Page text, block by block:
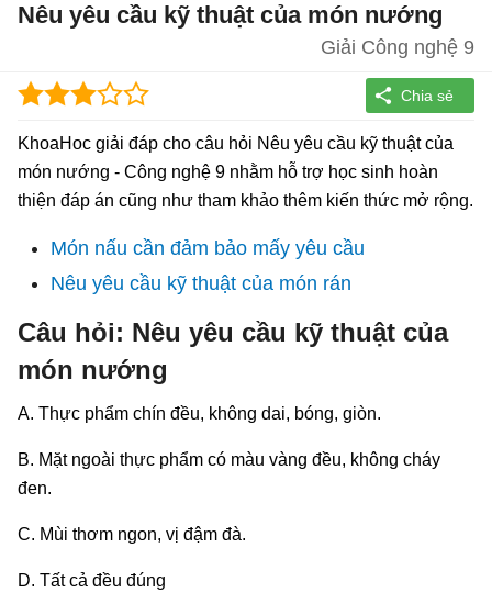
Nêu yêu cầu kỹ thuật của món nướng
Giải Công nghệ 9
KhoaHoc giải đáp cho câu hỏi Nêu yêu cầu kỹ thuật của
món nướng - Công nghệ 9 nhằm hỗ trợ học sinh hoàn
thiện đáp án cũng như tham khảo thêm kiến thức mở rộng.
Món nấu cần đảm bảo mấy yêu cầu
Nêu yêu cầu kỹ thuật của món rán
Câu hỏi: Nêu yêu cầu kỹ thuật của
món nướng
A. Thực phẩm chín đều, không dai, bóng, giòn.
B. Mặt ngoài thực phẩm có màu vàng đều, không cháy
đen.
C. Mùi thơm ngon, vị đậm đà.
D. Tất cả đều đúng